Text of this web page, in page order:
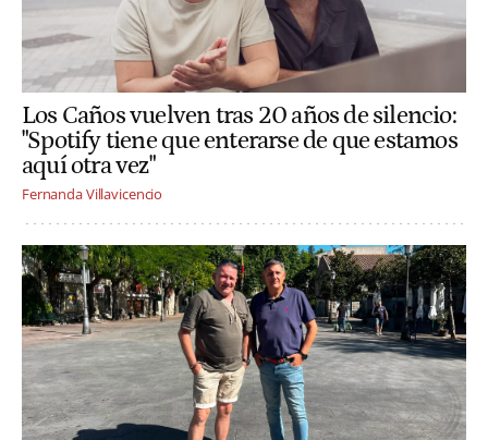
Los Caños vuelven tras 20 años de silencio:
"Spotify tiene que enterarse de que estamos
aquí otra vez"
Fernanda Villavicencio